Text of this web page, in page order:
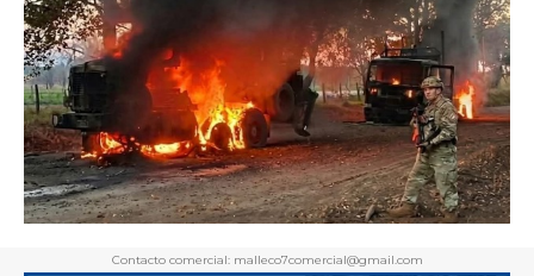
Contacto comercial: malleco7comercial@gmail.com